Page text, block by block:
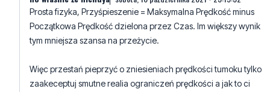
Prosta fizyka, Przyśpieszenie = Maksymalna Prędkość minus
Początkowa Prędkość dzielona przez Czas. Im większy wynik
tym mniejsza szansa na przeżycie.
Więc przestań pieprzyć o zniesieniach prędkości tumoku tylko
zaakeceptuj smutne realia ograniczeń prędkości a jak to ci